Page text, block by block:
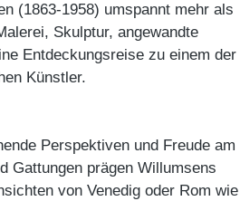
(1863-1958) umspannt mehr als
Skulptur, angewandte
Entdeckungsreise zu einem der
Künstler.
Perspektiven und Freude am
Gattungen prägen Willumsens
von Venedig oder Rom wie